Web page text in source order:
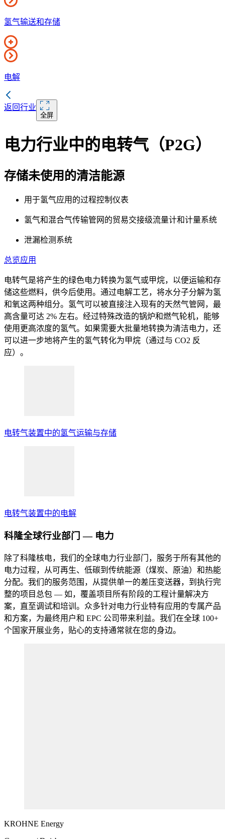
氢气输送和存储
电解
返回行业
全屏
电力行业中的电转气（P2G）
存储未使用的清洁能源
用于氢气应用的过程控制仪表
氢气和混合气传输管网的贸易交接级流量计和计量系统
泄漏检测系统
总览应用
电转气是将产生的绿色电力转换为氢气或甲烷，以便运输和存
储这些燃料，供今后使用。通过电解工艺，将水分子分解为氢
和氧这两种组分。氢气可以被直接注入现有的天然气管网，最
高含量可达 2% 左右。经过特殊改造的锅炉和燃气轮机，能够
使用更高浓度的氢气。如果需要大批量地转换为清洁电力，还
可以进一步地将产生的氢气转化为甲烷（通过与 CO2 反
应）。
电转气装置中的氢气运输与存储
电转气装置中的电解
科隆全球行业部门 — 电力
除了科隆核电，我们的全球电力行业部门，服务于所有其他的
电力过程，从可再生、低碳到传统能源（煤炭、原油）和热能
分配。我们的服务范围，从提供单一的差压变送器，到执行完
整的项目总包 — 如，覆盖项目所有阶段的工程计量解决方
案，直至调试和培训。众多针对电力行业特有应用的专属产品
和方案，为最终用户和 EPC 公司带来利益。我们在全球 100+
个国家开展业务，贴心的支持通常就在您的身边。
KROHNE Energy